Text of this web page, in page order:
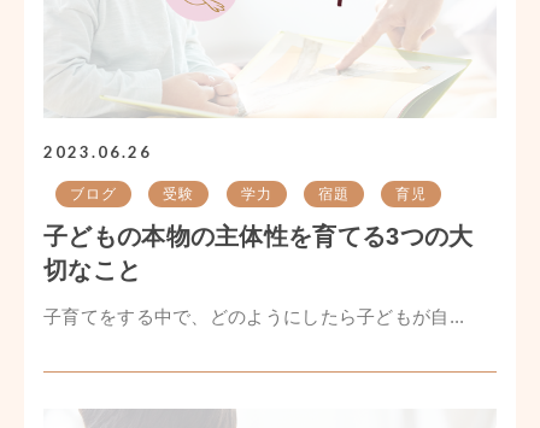
2023.06.26
ブログ 受験 学力 宿題 育児
子どもの本物の主体性を育てる3つの大
切なこと
子育てをする中で、どのようにしたら子どもが自...